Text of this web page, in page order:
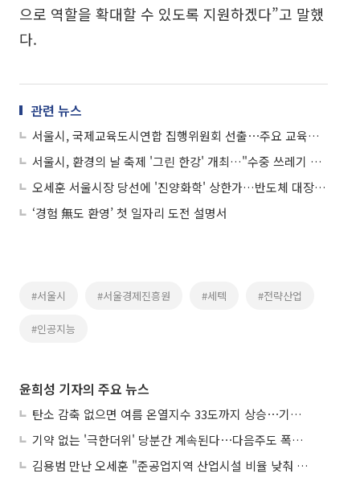
으로 역할을 확대할 수 있도록 지원하겠다”고 말했
다.
관련 뉴스
서울시, 국제교육도시연합 집행위원회 선출⋯주요 교육도시와 4년간 운영 참여
서울시, 환경의 날 축제 '그린 한강' 개최…"수중 쓰레기 줍고 생태 탐험"
오세훈 서울시장 당선에 '진양화학' 상한가…반도체 대장주 주춤하자 '소부장' 급등
‘경험 無도 환영’ 첫 일자리 도전 설명서
#서울시 #서울경제진흥원 #세텍 #전략산업
#인공지능
윤희성 기자의 주요 뉴스
탄소 감축 없으면 여름 온열지수 33도까지 상승⋯기상청, 2100년 미래전망
기약 없는 '극한더위' 당분간 계속된다⋯다음주도 폭염·열대야 지속
김용범 만난 오세훈 "준공업지역 산업시설 비율 낮춰 공급 늘려야"